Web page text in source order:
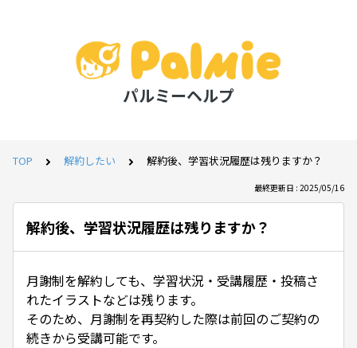
パルミーヘルプ
TOP 解約したい 解約後、学習状況履歴は残りますか？
最終更新日 : 2025/05/16
解約後、学習状況履歴は残りますか？
月謝制を解約しても、学習状況・受講履歴・投稿さ
れたイラストなどは残ります。
そのため、月謝制を再契約した際は前回のご契約の
続きから受講可能です。